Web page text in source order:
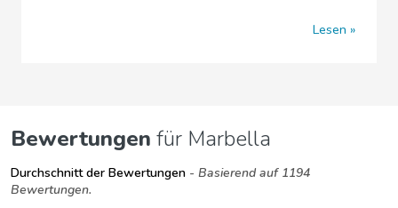
Lesen
Bewertungen für Marbella
Durchschnitt der Bewertungen - Basierend auf 1194
Bewertungen.